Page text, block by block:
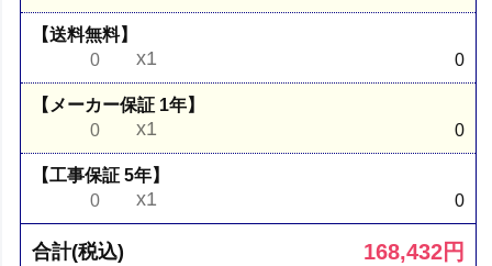
【送料無料】
0
x1 0
【メーカー保証 1年】
0
x1 0
【工事保証 5年】
0
x1 0
合計(税込) 168,432円